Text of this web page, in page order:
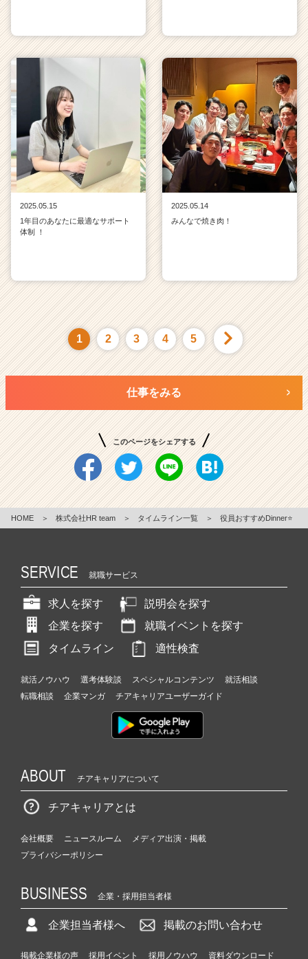
2025.05.15
1年目のあなたに最適なサポート
体制 ！
2025.05.14
みんなで焼き肉！
1 2 3 4 5
仕事をみる
このページをシェアする
HOME ＞ 株式会社HR team ＞ タイムライン一覧 ＞ 役員おすすめDinner⭐️
SERVICE 就職サービス
求人を探す
説明会を探す
企業を探す
就職イベントを探す
タイムライン
適性検査
就活ノウハウ 選考体験談 スペシャルコンテンツ
就活相談
転職相談
企業マンガ チアキャリアユーザーガイド
ABOUT チアキャリアについて
チアキャリアとは
会社概要 ニュースルーム
メディア出演・掲載
プライバシーポリシー
BUSINESS 企業・採用担当者様
企業担当者様へ 掲載のお問い合わせ
掲載企業様の声 採用イベント 採用ノウハウ 資料ダウンロード